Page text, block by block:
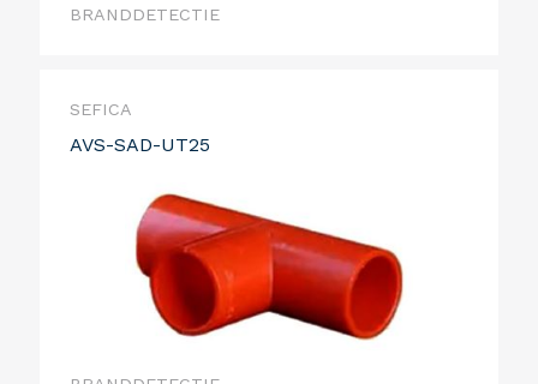
BRANDDETECTIE
SEFICA
AVS-SAD-UT25